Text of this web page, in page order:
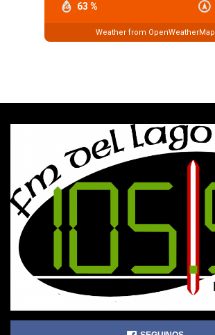
63 %
Weather from OpenWeatherMap